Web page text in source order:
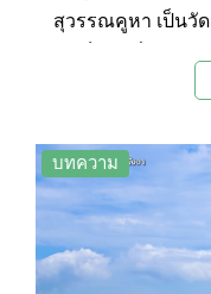
สุวรรณคูหา เป็นวั
บทความ